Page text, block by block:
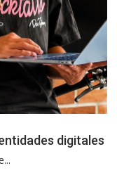
digitales